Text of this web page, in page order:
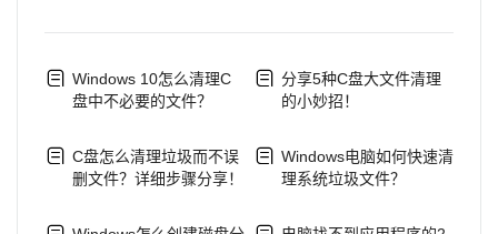
Windows 10怎么清理C
盘中不必要的文件？
C盘怎么清理垃圾而不误
删文件？详细步骤分享！
分享5种C盘大文件清理
的小妙招！
Windows电脑如何快速清
理系统垃圾文件？